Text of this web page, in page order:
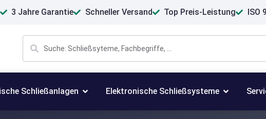
3 Jahre Garantie Schneller Versand Top Preis-Leistung ISO
Schließanlagen Elektronische Schließsysteme